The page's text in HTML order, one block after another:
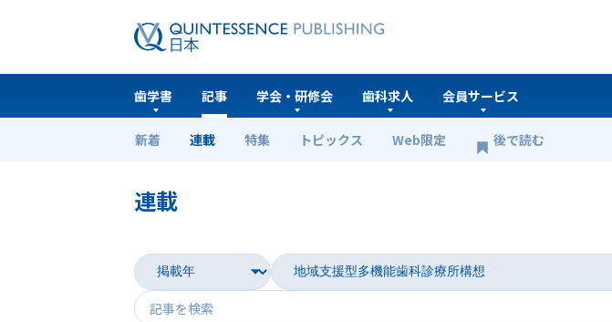
歯学書 記事
新着 連載 特集 トピックス Web限定 後で読む
学会・研修会 歯科求人 会員サービス
ホーム 連載
連載